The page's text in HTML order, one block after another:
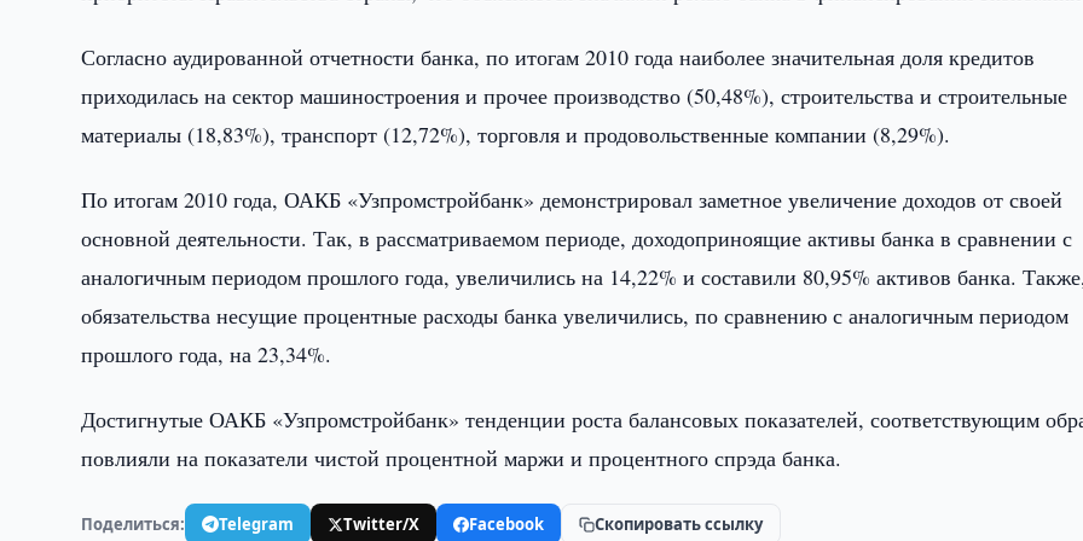
Согласно аудированной отчетности банка, по итогам 2010 года наиболее значительная доля кредитов
приходилась на сектор машиностроения и прочее производство (50,48%), строительства и строительные
материалы (18,83%), транспорт (12,72%), торговля и продовольственные компании (8,29%).
По итогам 2010 года, ОАКБ «Узпромстройбанк» демонстрировал заметное увеличение доходов от своей
основной деятельности. Так, в рассматриваемом периоде, доходоприноящие активы банка в сравнении с
аналогичным периодом прошлого года, увеличились на 14,22% и составили 80,95% активов банка.
обязательства несущие процентные расходы банка увеличились, по сравнению с аналогичным периодом
прошлого года, на 23,34%.
Достигнутые ОАКБ «Узпромстройбанк» тенденции роста балансовых показателей, соответствующим
повлияли на показатели чистой процентной маржи и процентного спрэда банка.
Поделиться: Telegram Twitter/X Facebook Скопировать ссылку